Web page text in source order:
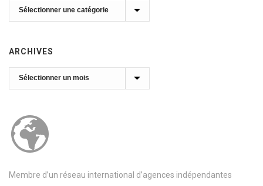
Catégories
ARCHIVES
Archives
Membre d’un réseau international d’agences indépendantes